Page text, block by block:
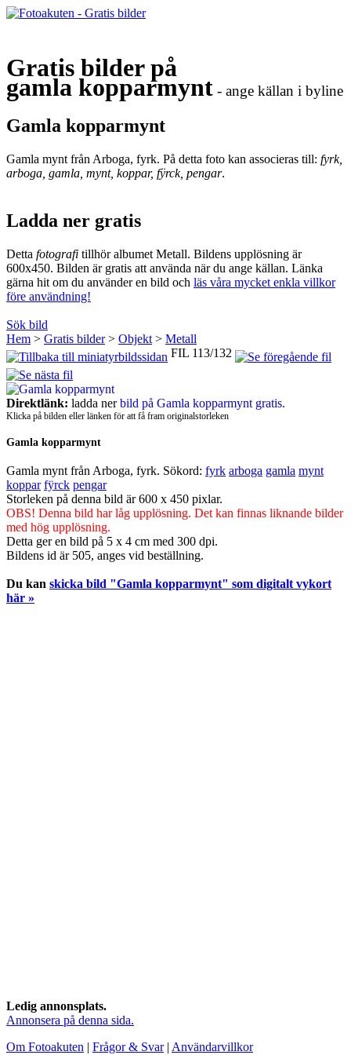
Gratis bilder på
gamla kopparmynt - ange källan i byline
Gamla kopparmynt
Gamla mynt från Arboga, fyrk. På detta foto kan associeras till: fyrk,
arboga, gamla, mynt, koppar, fÿrck, pengar.
Ladda ner gratis
Detta fotografi tillhör albumet Metall. Bildens upplösning är
600x450. Bilden är gratis att använda när du ange källan. Länka
gärna hit om du använder en bild och läs våra mycket enkla villkor
före användning!
Sök bild
Hem > Gratis bilder> Objekt > Metall
FIL 113/132
Direktlänk: ladda nerbild på Gamla kopparmynt gratis.
Klicka på bilden eller länken för att få fram originalstorleken
Gamla kopparmynt
Gamla mynt från Arboga, fyrk. Sökord: fyrk arboga gamla mynt
koppar fÿrck pengar
Storleken på denna bild är 600 x 450 pixlar.
OBS! Denna bild har låg upplösning. Det kan finnas liknande bilder
med hög upplösning.
Detta ger en bild på 5 x 4 cm med 300 dpi.
Bildens id är 505, anges vid beställning.
Du kan skicka bild "Gamla kopparmynt" som digitalt vykort
här »
Ledig annonsplats.
Annonsera på denna sida.
Om Fotoakuten | Frågor & Svar| Användarvillkor